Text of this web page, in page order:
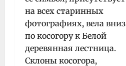
на всех старинных
фотографиях, вела вниз
по косогору к Белой
деревянная лестница.
Склоны косогора,